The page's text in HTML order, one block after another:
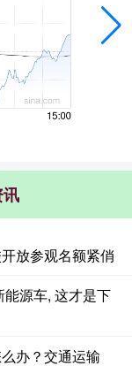
放参观名额紧俏
源车, 这才是下
办？交通运输